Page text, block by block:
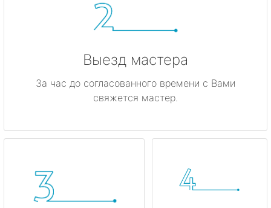
Выезд мастера
За час до согласованного времени с Вами
свяжется мастер.